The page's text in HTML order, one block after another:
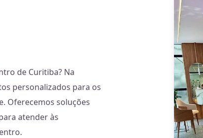
de Curitiba? Na
personalizados para os
Oferecemos soluções
atender às